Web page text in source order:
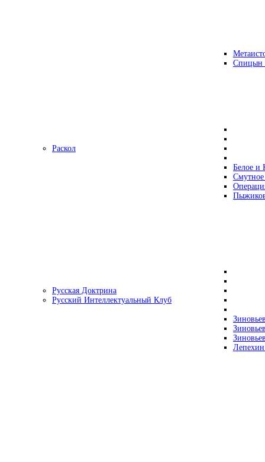
Раскол
Белое и
Русская Доктрина
Русский Интеллектуальный Клуб